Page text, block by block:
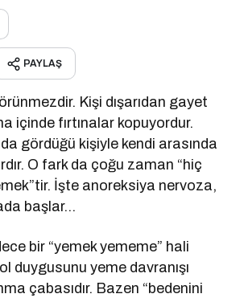
PAYLAŞ
Kişi dışarıdan gayet
içinde fırtınalar kopuyordur.
gördüğü kişiyle kendi arasında
O fark da çoğu zaman “hiç
İşte anoreksiya nervoza,
başlar…
bir “yemek yememe” hali
duygusunu yeme davranışı
çabasıdır. Bazen “bedenini